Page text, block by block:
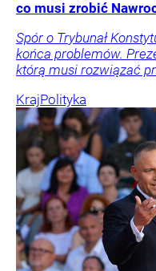
co musi zrobić
Spór o Trybunał
końca problemów.
którą musi rozwiązać
KrajPolityka